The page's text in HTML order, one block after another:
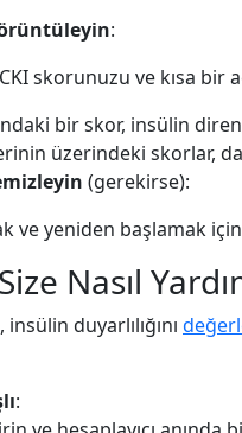
:
skorunuzu ve kısa bir
bir skor, insülin
üzerindeki skorlar,
(gerekirse):
ve yeniden başlamak
Nasıl
insülin duyarlılığını
: